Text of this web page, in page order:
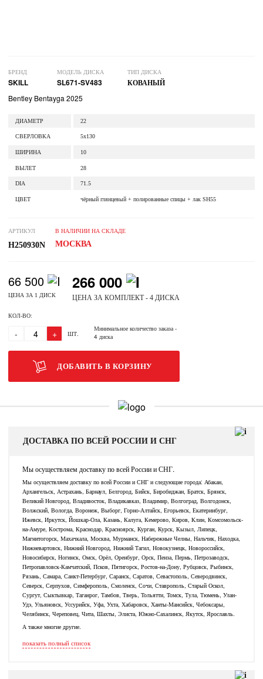
БРЕНД
SKILL
МОДЕЛЬ ДИСКА
SL671-SV483
ТИП ДИСКА
КОВАНЫЙ
Bentley Bentayga 2025
ДИАМЕТР 22
СВЕРЛОВКА 5x130
ШИРИНА 10
ВЫЛЕТ 28
DIA 71.5
ЦВЕТ чёрный глянцевый + полированные спицы + лак SH55
АРТИКУЛ
H250930N
В НАЛИЧИИ НА СКЛАДЕ
МОСКВА
66 500
ЦЕНА ЗА 1 ДИСК
266 000
ЦЕНА ЗА КОМПЛЕКТ - 4 ДИСКА
КОЛ-ВО:
- + ШТ.
Минимальное количество заказа-
4 диска
ДОБАВИТЬ В КОРЗИНУ
ДОСТАВКА ПО ВСЕЙ РОССИИ И СНГ
Мы осуществляем доставку по всей России и СНГ.
Мы осуществляем доставку по всей России и СНГ и следующие города: Абакан,
Архангельск, Астрахань, Барнаул, Белгород, Бийск, Биробиджан, Братск, Брянск,
Великий Новгород, Владивосток, Владикавказ, Владимир, Волгоград, Волгодонск,
Волжский, Вологда, Воронеж, Выборг, Горно-Алтайск, Егорьевск, Екатеринбург,
Ижевск, Иркутск, Йошкар-Ола, Казань, Калуга, Кемерово, Киров, Клин, Комсомольск-
на-Амуре, Кострома, Краснодар, Красноярск, Курган, Курск, Кызыл, Липецк,
Магнитогорск, Махачкала, Москва, Мурманск, Набережные Челны, Нальчик, Находка,
Нижневартовск, Нижний Новгород, Нижний Тагил, Новокузнецк, Новороссийск,
Новосибирск, Ногинск, Омск, Орёл, Оренбург, Орск, Пенза, Пермь, Петрозаводск,
Петропавловск-Камчатский, Псков, Пятигорск, Ростов-на-Дону, Рубцовск, Рыбинск,
Рязань, Самара, Санкт-Петербург, Саранск, Саратов, Севастополь, Северодвинск,
Северск, Серпухов, Симферополь, Смоленск, Сочи, Ставрополь, Старый Оскол,
Сургут, Сыктывкар, Таганрог, Тамбов, Тверь, Тольятти, Томск, Тула, Тюмень, Улан-
Удэ, Ульяновск, Уссурийск, Уфа, Ухта, Хабаровск, Ханты-Мансийск, Чебоксары,
Челябинск, Череповец, Чита, Шахты, Элиста, Южно-Сахалинск, Якутск, Ярославль.
А также многие другие.
показать полный список